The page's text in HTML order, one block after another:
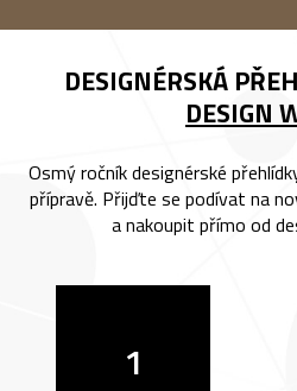
DESIGNÉRSKÁ
DESIGN
Osmý ročník designérské
přípravě. Přijďte se podívat na
a nakoupit přímo od
1